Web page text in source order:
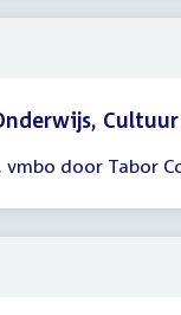
door Tabor